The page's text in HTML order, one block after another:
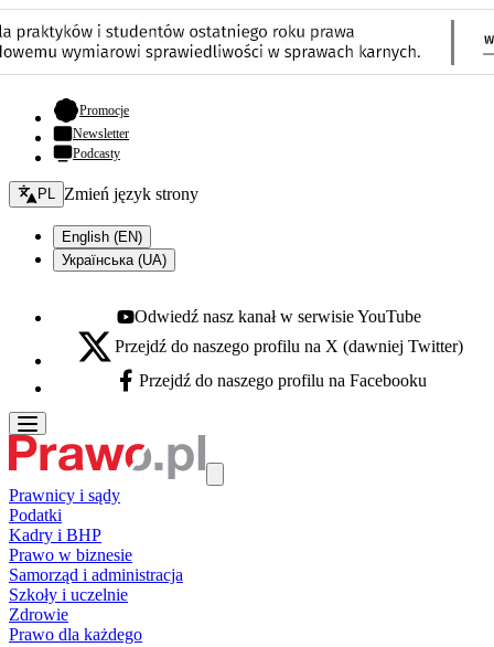
Promocje- otwiera się w nowej karcie
Newsletter
Podcasty
Zmień język - bieżący:
PL Zmień język strony
English (EN)
Українська (UA)
Youtube - otwiera się w nowej karcie
Odwiedź nasz kanał w serwisie YouTube
X - otwiera się w nowej karcie
Przejdź do naszego profilu na X (dawniej Twitter)
Facebook - otwiera się w nowej karcie
Przejdź do naszego profilu na Facebooku
Prawnicy i sądy
Podatki
Kadry i BHP
Prawo w biznesie
Samorząd i administracja
Szkoły i uczelnie
Zdrowie
Prawo dla każdego